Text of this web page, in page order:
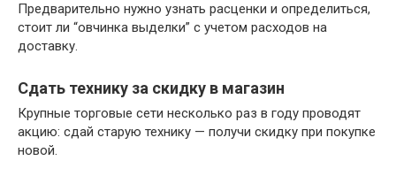
Предварительно нужно узнать расценки и определиться,
стоит ли “овчинка выделки” с учетом расходов на
доставку.
Сдать технику за скидку в магазин
Крупные торговые сети несколько раз в году проводят
акцию: сдай старую технику — получи скидку при покупке
новой.